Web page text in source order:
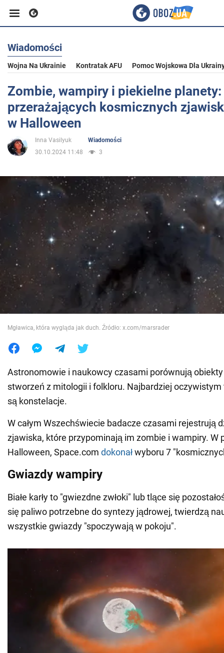
Biznes
Sport
Rozrywka
Życie
Polityka
Społeczeństwo
Wojna na Ukrainie
Świat
Jedzenie
Wiadomości
Wojna Na Ukrainie Kontratak AFU Pomoc Wojskowa Dla
Zombie, wampiry i piekielne planety:
przerażających kosmicznych
w Halloween
Inna Vasilyuk
Wiadomości
30.10.2024 11:48
3
Mgławica, która wygląda jak duch. Źródło: x.com/marsrader
Astronomowie i naukowcy czasami porównują
stworzeń z mitologii i folkloru. Najbardziej oczywistym
są konstelacje.
W całym Wszechświecie badacze czasami rejestrują
zjawiska, które przypominają im zombie i wampiry. W
Halloween, Space.com dokonałwyboru 7
Gwiazdy wampiry
Białe karły to "gwiezdne zwłoki" lub tlące się
się paliwo potrzebne do syntezy jądrowej, twierdzą
wszystkie gwiazdy "spoczywają w pokoju".